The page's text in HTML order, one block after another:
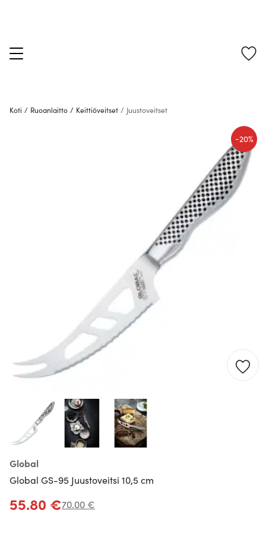
Koti / Ruoanlaitto / Keittiöveitset / Juustoveitset
Global
Global GS-95 Juustoveitsi 10,5 cm
-20%
55.80 €70.00 €